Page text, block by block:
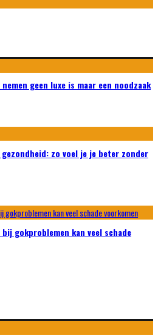
geen luxe is maar een noodzaak
zo voel je je beter zonder
gokproblemen kan veel schade